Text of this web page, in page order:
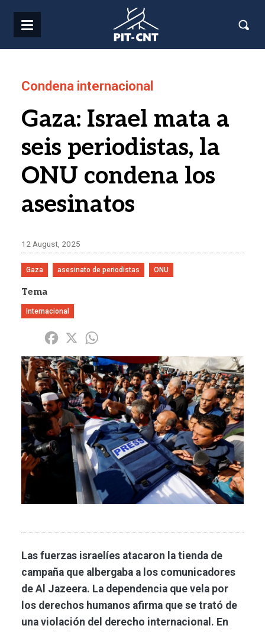
Condena internacional
Gaza: Israel mata a
seis periodistas, la
ONU condena los
asesinatos
12 August, 2025
Gaza asesinato de periodistas ONU
Tema
Internacional
Share Facebook
X
Imagen
Las fuerzas israelíes atacaron la tienda de
campaña que albergaba a los comunicadores
de Al Jazeera. La dependencia que vela por
los derechos humanos afirma que se trató de
una violación del derecho internacional. En